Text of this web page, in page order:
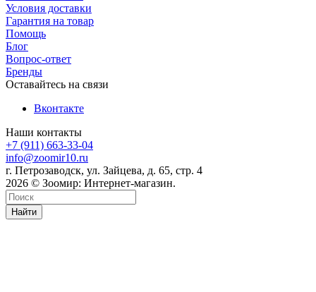
Условия доставки
Гарантия на товар
Помощь
Блог
Вопрос-ответ
Бренды
Оставайтесь на связи
Вконтакте
Наши контакты
+7 (911) 663-33-04
info@zoomir10.ru
г. Петрозаводск, ул. Зайцева, д. 65, стр. 4
2026 © Зоомир: Интернет-магазин.
Найти